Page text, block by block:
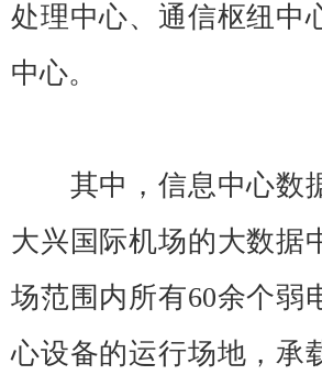
处理中心、通信枢纽中
中心。
其中，信息中心数
大兴国际机场的大数据
场范围内所有60余个弱
心设备的运行场地，承